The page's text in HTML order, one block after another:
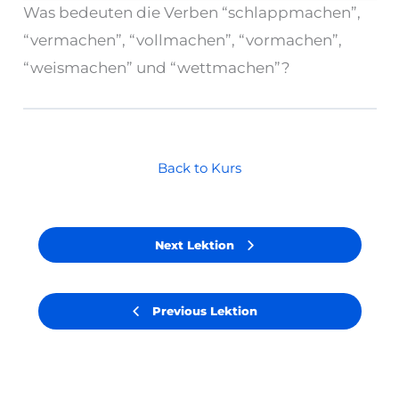
Was bedeuten die Verben “schlappmachen”,
“vermachen”, “vollmachen”, “vormachen”,
“weismachen” und “wettmachen”?
Previous Lektion
Back to Kurs
Next Lektion